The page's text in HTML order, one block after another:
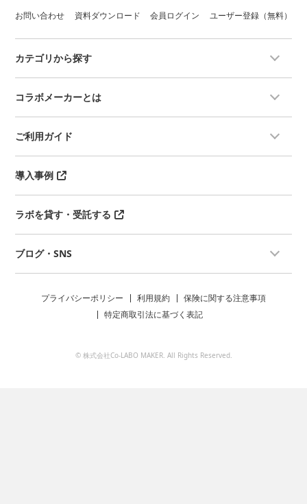
お問い合わせ 資料ダウンロード 会員ログイン ユーザー登録（無料）
カテゴリから探す
コラボメーカーとは
ご利用ガイド
導入事例
ラボを貸す・受託する
ブログ・SNS
プライバシーポリシー 利用規約
保険に関する注意事項
特定商取引法に基づく表記
© 株式会社Co-LABO MAKER. All Rights Reserved.